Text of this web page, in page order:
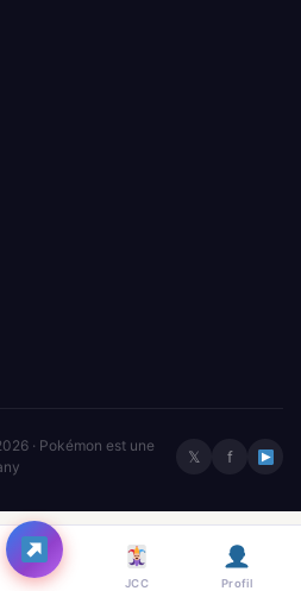
JCC Profil
· Pokémon est une
𝕏 f